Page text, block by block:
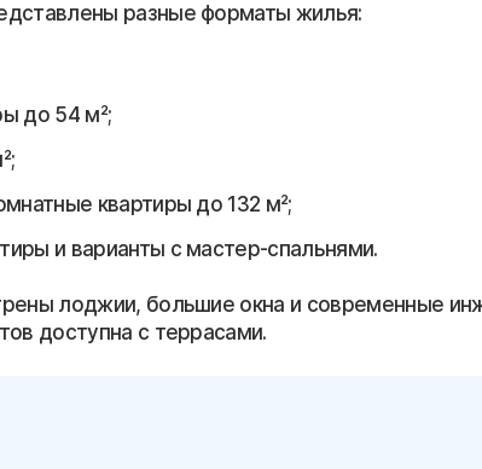
разные форматы жилья:
до 54 м²;
квартиры до 132 м²;
и варианты с мастер-спальнями.
лоджии, большие окна и современные
доступна с террасами.